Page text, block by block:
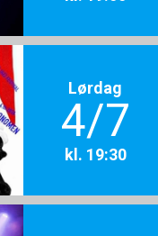
Lørdag
4/7
kl. 19:30